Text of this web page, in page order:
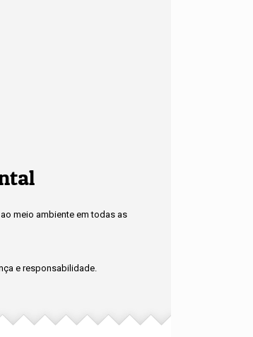
meio ambiente em todas as
e responsabilidade.